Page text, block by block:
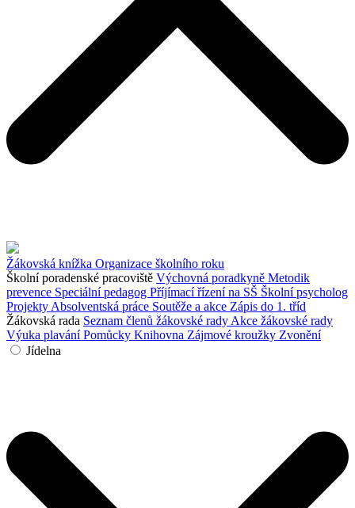
Žákovská knížka Organizace školního roku
Školní poradenské pracoviště Výchovná poradkyně Metodik
prevence Speciální pedagog Příjímací řízení na SŠ Školní psycholog
Projekty Absolventská práce Soutěže a akce Zápis do 1. tříd
Žákovská rada Seznam členů žákovské rady Akce žákovské rady
Výuka plaváníPomůcky Knihovna Zájmové kroužky Zvonění
Jídelna